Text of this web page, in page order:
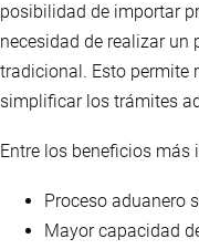
posibilidad de importar
necesidad de realizar
tradicional. Esto permite
simplificar los trámites
Entre los beneficios
Proceso aduanero
Mayor capacidad